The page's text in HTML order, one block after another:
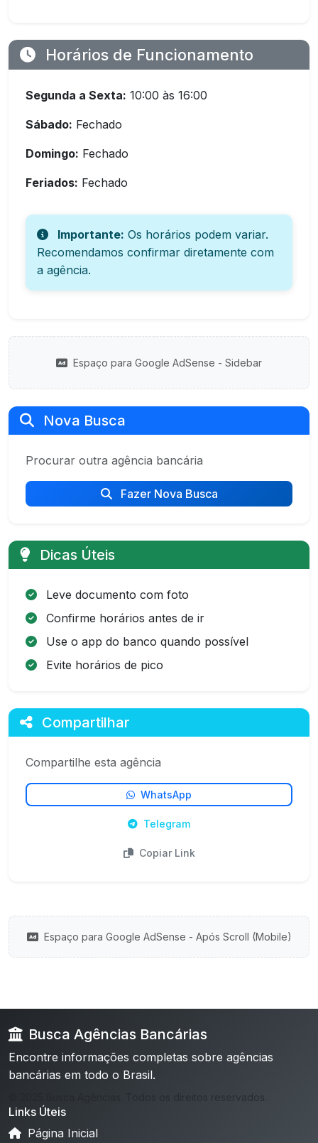
Horários de Funcionamento
Segunda a Sexta: 10:00 às 16:00
Sábado: Fechado
Domingo: Fechado
Feriados: Fechado
Importante: Os horários podem variar.
Recomendamos confirmar diretamente com
a agência.
Espaço para Google AdSense - Sidebar
Nova Busca
Procurar outra agência bancária
Fazer Nova Busca
Dicas Úteis
Leve documento com foto
Confirme horários antes de ir
Use o app do banco quando possível
Evite horários de pico
Compartilhar
Compartilhe esta agência
WhatsApp
Telegram
Copiar Link
Espaço para Google AdSense - Após Scroll (Mobile)
Busca Agências Bancárias
Encontre informações completas sobre agências
bancárias em todo o Brasil.
© 2025 Busca Agências. Todos os direitos reservados.
Links Úteis
Página Inicial